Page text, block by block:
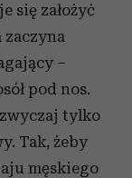
się założyć
zaczyna
–
pod nos.
tylko
Tak, żeby
męskiego